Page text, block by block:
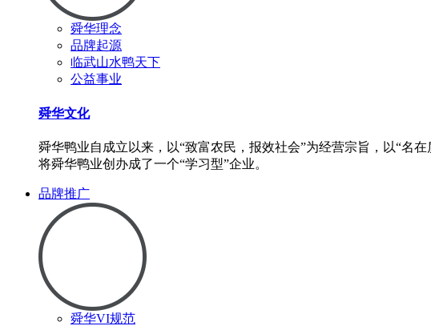
舜华理念
品牌起源
临武山水鸭天下
公益事业
舜华文化
舜华鸭业自成立以来，以“致富农民，报效社会”为经营宗旨，以“名
将舜华鸭业创办成了一个“学习型”企业。
品牌推广
舜华VI规范